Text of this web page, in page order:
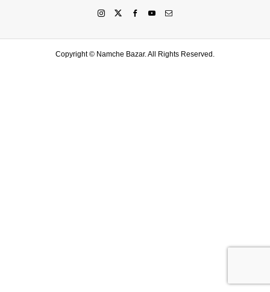
Copyright © Namche Bazar. All Rights Reserved.
LINE友達登録